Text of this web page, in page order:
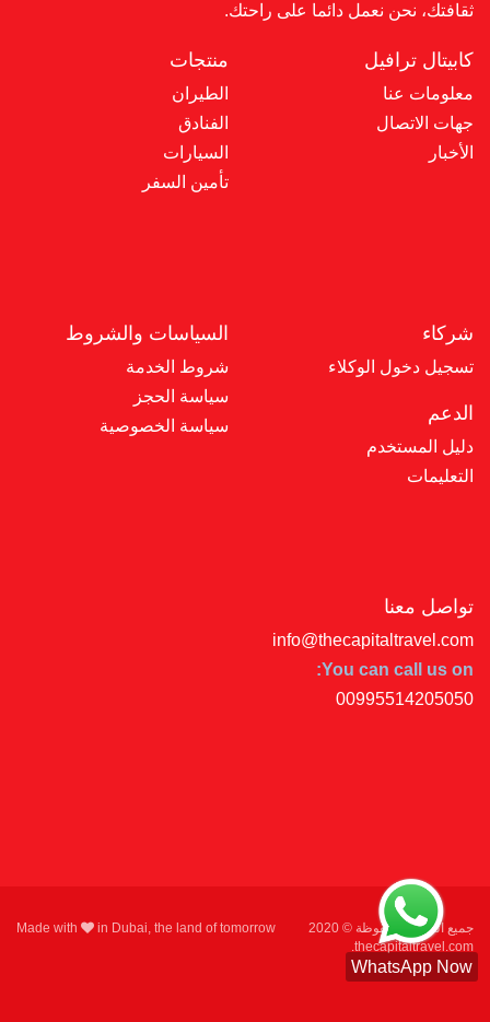
ثقافتك، نحن نعمل دائما على راحتك.
كابيتال ترافيل
معلومات عنا
جهات الاتصال
الأخبار
منتجات
الطيران
الفنادق
السيارات
تأمين السفر
شركاء
تسجيل دخول الوكلاء
الدعم
دليل المستخدم
التعليمات
السياسات والشروط
شروط الخدمة
سياسة الحجز
سياسة الخصوصية
تواصل معنا
info@thecapitaltravel.com
You can call us on:
00995514205050
Made with in Dubai, the land of tomorrow
جميع الحقوق محفوظة © 2020
thecapitaltravel.com.
WhatsApp Now